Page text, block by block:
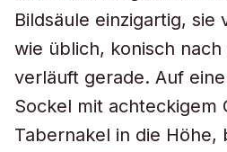
Bildsäule einzigartig, sie
wie üblich, konisch
verläuft gerade. Auf
Sockel mit achteckigem
Tabernakel in die Höhe,